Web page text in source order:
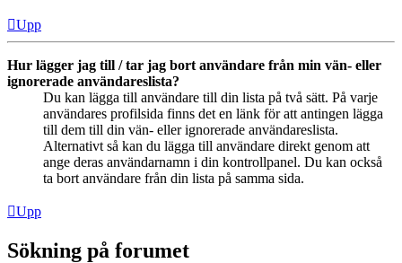
Upp
Hur lägger jag till / tar jag bort användare från min vän- eller
ignorerade användareslista?
Du kan lägga till användare till din lista på två sätt. På varje
användares profilsida finns det en länk för att antingen lägga
till dem till din vän- eller ignorerade användareslista.
Alternativt så kan du lägga till användare direkt genom att
ange deras användarnamn i din kontrollpanel. Du kan också
ta bort användare från din lista på samma sida.
Upp
Sökning på forumet